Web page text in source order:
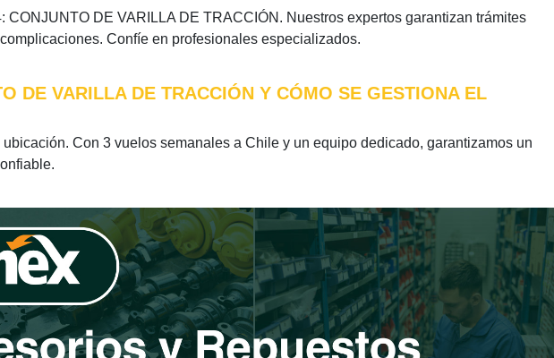
DE VARILLA DE TRACCIÓN. Nuestros expertos garantizan trámites
Confíe en profesionales especializados.
DE VARILLA DE TRACCIÓN Y CÓMO SE GESTIONA EL
Con 3 vuelos semanales a Chile y un equipo dedicado, garantizamos un